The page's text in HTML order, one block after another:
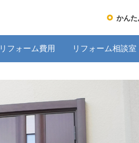
かん
リフォーム費用 リフォーム相談室